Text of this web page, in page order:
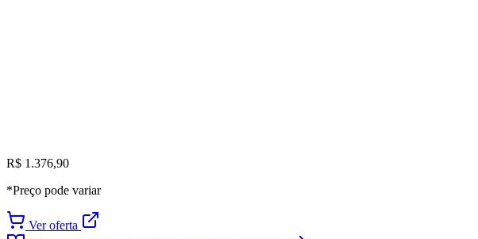
R$ 1.376,90
*Preço pode variar
Ver oferta